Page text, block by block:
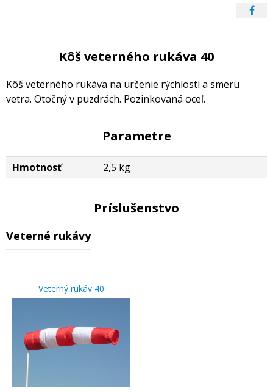
Kôš veterného rukáva 40
Kôš veterného rukáva na určenie rýchlosti a smeru
vetra. Otočný v puzdrách. Pozinkovaná oceľ.
Parametre
Hmotnosť 2,5 kg
Príslušenstvo
Veterné rukávy
Veterný rukáv 40